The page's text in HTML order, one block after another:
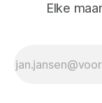
Elke